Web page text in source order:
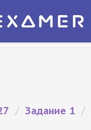
ЕГЭ 2027
/ Задание 1 /